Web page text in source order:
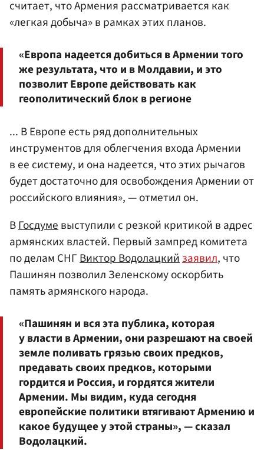
считает, что Армения рассматривается как
«легкая добыча» в рамках этих планов.
«Европа надеется добиться в Армении того
же результата, что и в Молдавии, и это
позволит Европе действовать как
геополитический блок в регионе
... В Европе есть ряд дополнительных
инструментов для облегчения входа Армении
в ее систему, и она надеется, что этих рычагов
будет достаточно для освобождения Армении от
российского влияния», — отметил он.
ВГосдумевыступили с резкой критикой в адрес
армянских властей. Первый зампред комитета
по делам СНГВиктор Водолацкийзаявил, что
Пашинян позволил Зеленскому оскорбить
память армянского народа.
«Пашинян и вся эта публика, которая
у власти в Армении, они разрешают на своей
земле поливать грязью своих предков,
предавать своих предков, которыми
гордится и Россия, и гордятся жители
Армении. Мы видим, куда сегодня
европейские политики втягивают Армению и
какое будущее у этой страны», — сказал
Водолацкий.